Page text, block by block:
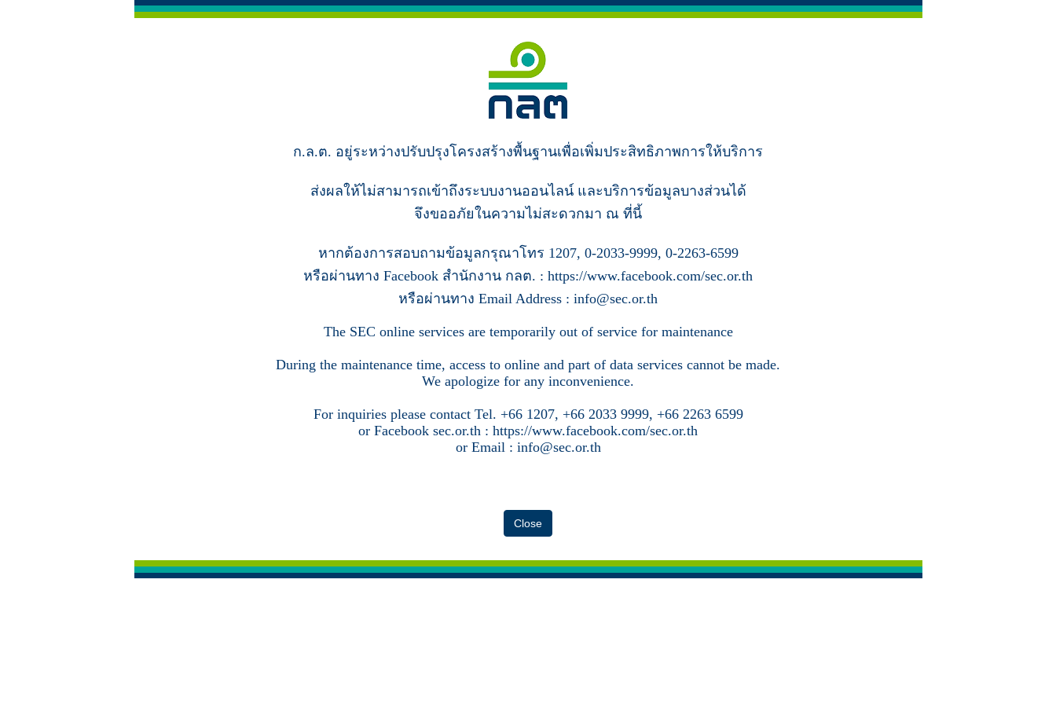
ก.ล.ต. อยู่ระหว่างปรับปรุงโครงสร้างพื้นฐานเพื่อเพิ่มประสิทธิภาพการให้บริการ
ส่งผลให้ไม่สามารถเข้าถึงระบบงานออนไลน์ และบริการข้อมูลบางส่วนได้
จึงขออภัยในความไม่สะดวกมา ณ ที่นี้
หากต้องการสอบถามข้อมูลกรุณาโทร 1207, 0-2033-9999, 0-2263-6599
หรือผ่านทาง Facebook สำนักงาน กลต. : https://www.facebook.com/sec.or.th
หรือผ่านทาง Email Address : info@sec.or.th
The SEC online services are temporarily out of service for maintenance
During the maintenance time, access to online and part of data services cannot be made.
We apologize for any inconvenience.
For inquiries please contact Tel. +66 1207, +66 2033 9999, +66 2263 6599
or Facebook sec.or.th : https://www.facebook.com/sec.or.th
or Email : info@sec.or.th